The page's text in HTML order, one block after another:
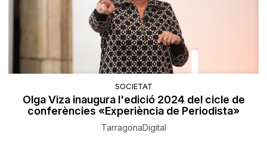
SOCIETAT
Olga Viza inaugura l'edició 2024 del cicle de
conferències «Experiència de Periodista»
TarragonaDigital